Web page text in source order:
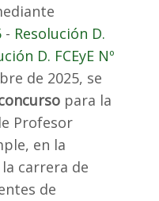
- Resolución D.
D. FCEyE Nº
de 2025, se
para la
Profesor
en la
carrera de
de